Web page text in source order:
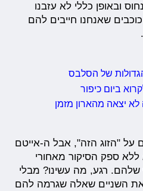
ובאופן כללי לא עזבנו
שאנחנו חייבים להם
של הסלבס
ביום כיפור
לא יצאה מהארון מזמן
על "הזוג הזה", אבל ה-אייטם
ללא ספק הסיקור מאחורי
רגע, מה עשינו? מבלי
את השניים שאלה שגרמה להם